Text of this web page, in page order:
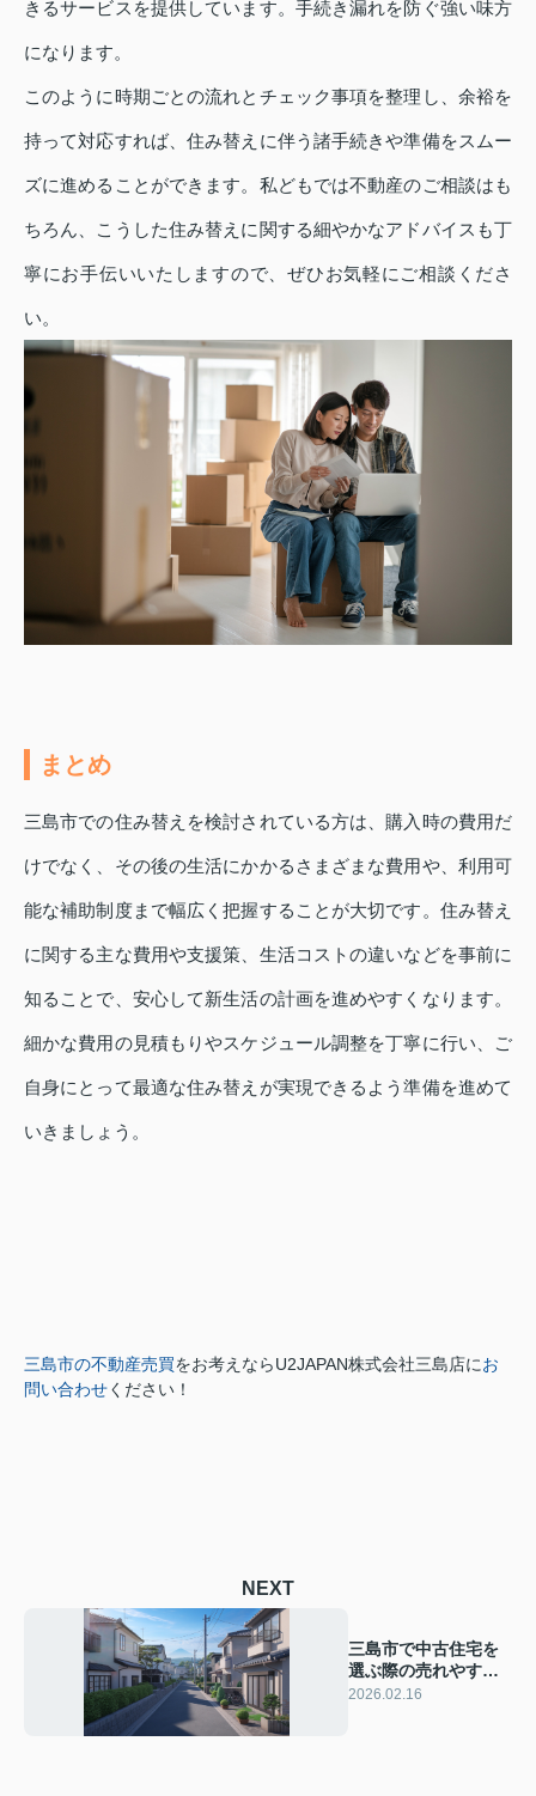
きるサービスを提供しています。手続き漏れを防ぐ強い味方
になります。
このように時期ごとの流れとチェック事項を整理し、余裕を
持って対応すれば、住み替えに伴う諸手続きや準備をスムー
ズに進めることができます。私どもでは不動産のご相談はも
ちろん、こうした住み替えに関する細やかなアドバイスも丁
寧にお手伝いいたしますので、ぜひお気軽にご相談くださ
い。
まとめ
三島市での住み替えを検討されている方は、購入時の費用だ
けでなく、その後の生活にかかるさまざまな費用や、利用可
能な補助制度まで幅広く把握することが大切です。住み替え
に関する主な費用や支援策、生活コストの違いなどを事前に
知ることで、安心して新生活の計画を進めやすくなります。
細かな費用の見積もりやスケジュール調整を丁寧に行い、ご
自身にとって最適な住み替えが実現できるよう準備を進めて
いきましょう。
三島市の不動産売買をお考えならU2JAPAN株式会社三島店にお
問い合わせください！
NEXT
三島市で中古住宅を
選ぶ際の売れやすい
特徴は？立地や築年
2026.02.16